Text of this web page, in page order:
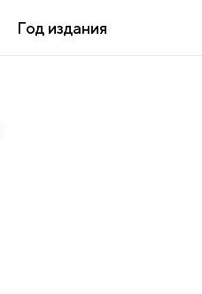
Год издания